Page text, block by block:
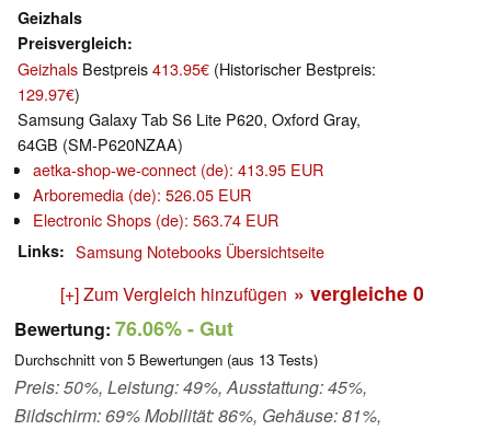
Geizhals
Preisvergleich
Geizhals Bestpreis413.95€ (Historischer Bestpreis:
129.97€)
Samsung Galaxy Tab S6 Lite P620, Oxford Gray,
64GB (SM-P620NZAA)
aetka-shop-we-connect (de): 413.95 EUR
Arboremedia (de): 526.05 EUR
Electronic Shops (de): 563.74 EUR
Links Samsung Notebooks Übersichtseite
[+] Zum Vergleich hinzufügen » vergleiche 0
Bewertung: 76.06%- Gut
Durchschnitt von 5 Bewertungen (aus 13 Tests)
Preis: 50%, Leistung: 49%, Ausstattung: 45%,
Bildschirm: 69% Mobilität: 86%, Gehäuse: 81%,